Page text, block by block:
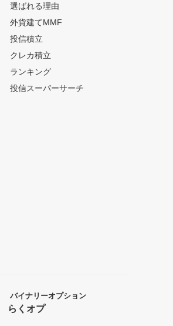
選ばれる理由
外貨建てMMF
投信積立
クレカ積立
ランキング
投信スーパーサーチ
バイナリーオプション
らくオプ